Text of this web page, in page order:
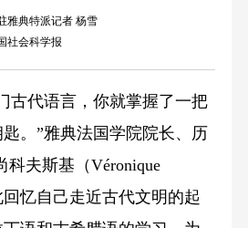
雅典特派记者 杨雪
社会科学报
代语言，你就掌握了一把
。”雅典法国学院院长、历
科夫斯基（Véronique
回忆自己走近古代文明的起